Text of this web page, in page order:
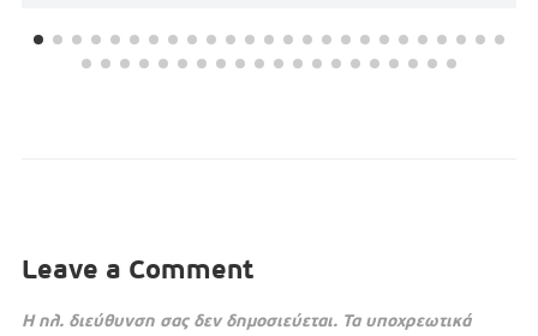
Leave a Comment
Η ηλ. διεύθυνση σας δεν δημοσιεύεται. Τα υποχρεωτικά